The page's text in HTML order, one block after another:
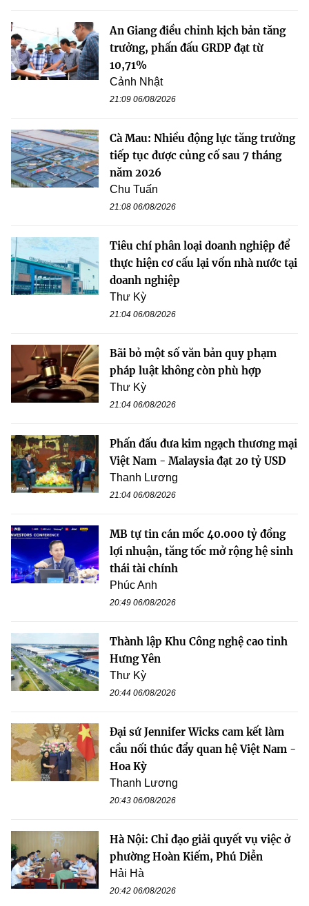
An Giang điều chỉnh kịch bản tăng
trưởng, phấn đấu GRDP đạt từ
10,71%
Cảnh Nhật
21:09 06/08/2026
Cà Mau: Nhiều động lực tăng trưởng
tiếp tục được củng cố sau 7 tháng
năm 2026
Chu Tuấn
21:08 06/08/2026
Tiêu chí phân loại doanh nghiệp để
thực hiện cơ cấu lại vốn nhà nước tại
doanh nghiệp
Thư Kỳ
21:04 06/08/2026
Bãi bỏ một số văn bản quy phạm
pháp luật không còn phù hợp
Thư Kỳ
21:04 06/08/2026
Phấn đấu đưa kim ngạch thương mại
Việt Nam - Malaysia đạt 20 tỷ USD
Thanh Lương
21:04 06/08/2026
MB tự tin cán mốc 40.000 tỷ đồng
lợi nhuận, tăng tốc mở rộng hệ sinh
thái tài chính
Phúc Anh
20:49 06/08/2026
Thành lập Khu Công nghệ cao tỉnh
Hưng Yên
Thư Kỳ
20:44 06/08/2026
Đại sứ Jennifer Wicks cam kết làm
cầu nối thúc đẩy quan hệ Việt Nam -
Hoa Kỳ
Thanh Lương
20:43 06/08/2026
Hà Nội: Chỉ đạo giải quyết vụ việc ở
phường Hoàn Kiếm, Phú Diễn
Hải Hà
20:42 06/08/2026